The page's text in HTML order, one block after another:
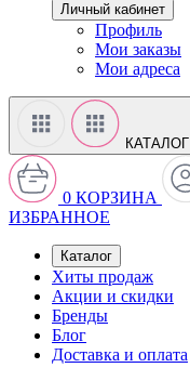
Личный кабинет
Профиль
Мои заказы
Мои адреса
КАТАЛОГ
0 КОРЗИНА
ИЗБРАННОЕ
Каталог
Хиты продаж
Акции и скидки
Бренды
Блог
Доставка и оплата